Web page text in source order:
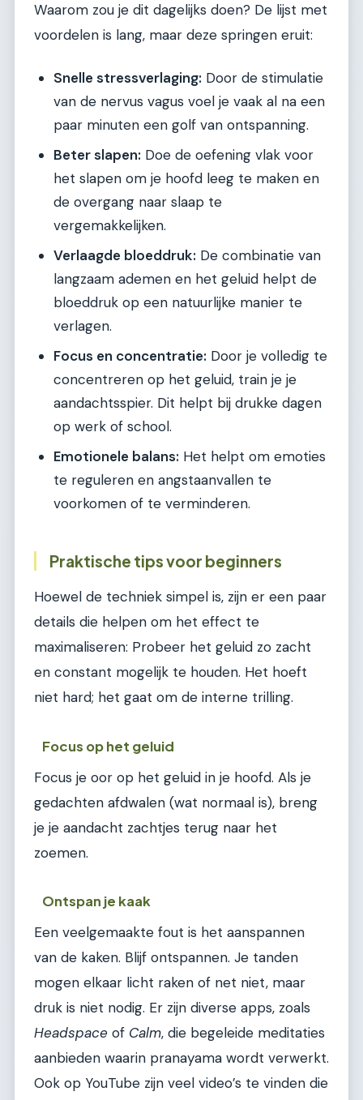
Waarom zou je dit dagelijks doen? De lijst met
voordelen is lang, maar deze springen eruit:
Snelle stressverlaging: Door de stimulatie
van de nervus vagus voel je vaak al na een
paar minuten een golf van ontspanning.
Beter slapen: Doe de oefening vlak voor
het slapen om je hoofd leeg te maken en
de overgang naar slaap te
vergemakkelijken.
Verlaagde bloeddruk: De combinatie van
langzaam ademen en het geluid helpt de
bloeddruk op een natuurlijke manier te
verlagen.
Focus en concentratie: Door je volledig te
concentreren op het geluid, train je je
aandachtsspier. Dit helpt bij drukke dagen
op werk of school.
Emotionele balans: Het helpt om emoties
te reguleren en angstaanvallen te
voorkomen of te verminderen.
Praktische tips voor beginners
Hoewel de techniek simpel is, zijn er een paar
details die helpen om het effect te
maximaliseren: Probeer het geluid zo zacht
en constant mogelijk te houden. Het hoeft
niet hard; het gaat om de interne trilling.
Focus op het geluid
Focus je oor op het geluid in je hoofd. Als je
gedachten afdwalen (wat normaal is), breng
je je aandacht zachtjes terug naar het
zoemen.
Ontspan je kaak
Een veelgemaakte fout is het aanspannen
van de kaken. Blijf ontspannen. Je tanden
mogen elkaar licht raken of net niet, maar
druk is niet nodig. Er zijn diverse apps, zoals
Headspace of Calm, die begeleide meditaties
aanbieden waarin pranayama wordt verwerkt.
Ook op YouTube zijn veel video’s te vinden die